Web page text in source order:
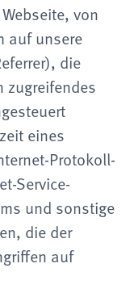
von
auf unsere
die
zugreifendes
eines
Protokoll-
Service-
und sonstige
die der
auf